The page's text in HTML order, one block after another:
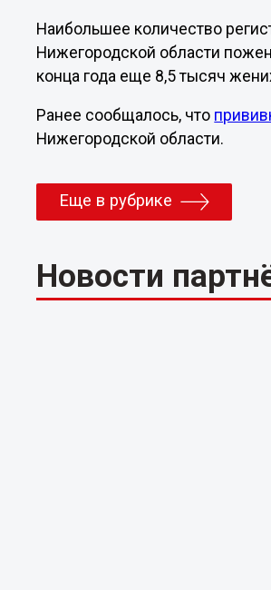
Наибольшее количество
Нижегородской области
конца года еще 8,5 тысяч
Ранее сообщалось, что
Нижегородской области.
Еще в рубрике
Новости